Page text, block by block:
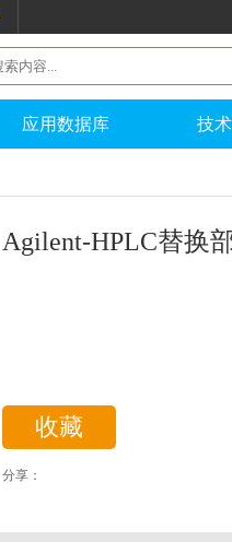
应用数据库 技
Agilent-HPLC替换
收藏
分享：